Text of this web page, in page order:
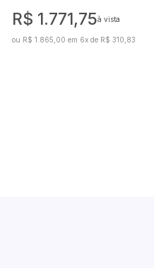
R$ 1.771,75à vista
ou R$ 1.865,00 em 6x de R$ 310,83